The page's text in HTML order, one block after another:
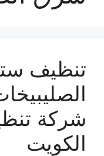
تنظيف
شركة
الكويت